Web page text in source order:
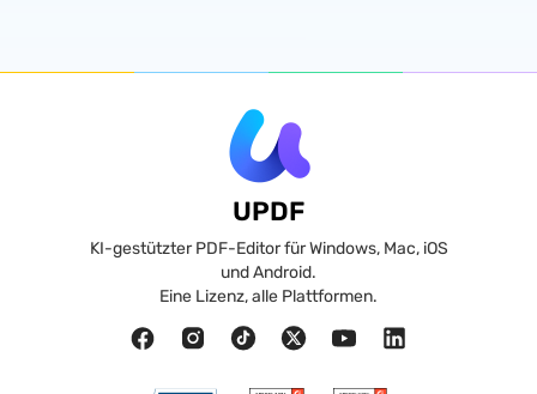
UPDF
KI-gestützter PDF-Editor für Windows, Mac, iOS
und Android.
Eine Lizenz, alle Plattformen.